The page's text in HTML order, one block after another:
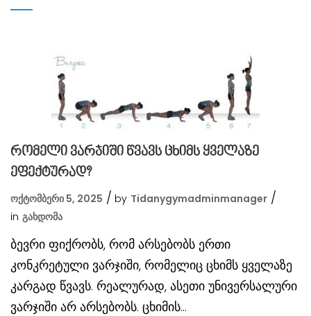
რომელი ვარჯიში წვავს ცხიმს ყველაზე
ეფექტურად?
ოქტომბერი 5, 2025
by Tidanygymadminmanager
in Გახდომა
ბევრი ფიქრობს, რომ არსებობს ერთი
კონკრეტული ვარჯიში, რომელიც ცხიმს ყველაზე
კარგად წვავს. რეალურად, ასეთი უნივერსალური
ვარჯიში არ არსებობს. ცხიმის...